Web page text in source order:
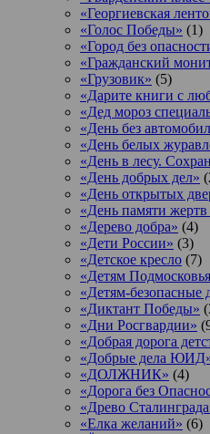
«Георгиевская
«Голос Победы» (1)
«Город без
«Гражданский
«Грузовик» (5)
«Дарите книги с
«Дед мороз
«День без
«День белых
«День в лесу.
«День добрых дел»
«День открытых
«День памяти
«Дерево добра» (4)
«Дети России» (3)
«Детское кресло (7)
«Детям
«Детям-безопасные
«Диктант Победы»
«Дни Росгвардии»
«Добрая дорога
«Добрые дела
«ДОЛЖНИК» (4)
«Дорога без
«Древо
«Елка желаний» (6)